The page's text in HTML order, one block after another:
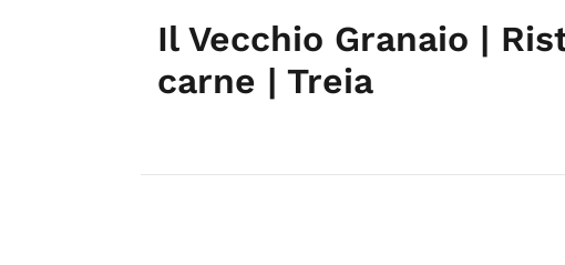
Il Vecchio Granaio |
carne | Treia